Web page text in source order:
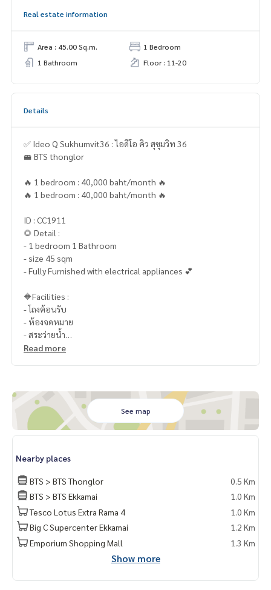
Real estate information
Area : 45.00 Sq.m.
1 Bedroom
1 Bathroom
Floor : 11-20
Details
✅ Ideo Q Sukhumvit36 : ไอดีโอ คิว สุขุมวิท 36
🚝 BTS thonglor
🔥 1 bedroom : 40,000 baht/month 🔥
🔥 1 bedroom : 40,000 baht/month 🔥
ID : CC1911
🌻 Detail :
- 1 bedroom 1 Bathroom
- size 45 sqm
- Fully Furnished with electrical appliances 💕
🔶Facilities :
- โถงต้อนรับ
- ห้องจดหมาย
- สระว่ายน้ำ
- ฟิตเนส
- Golf Simulator
- สวนพักผ่อน
- พื้นที่สีเขียวรอบโครงการ
- ที่จอดรถแบบ Auto Parking
- กล้องวงจรปิด
- รปภ. 24 ชม.
🥰 Contact
Line : @therealproperty
Wechat : TheRealP
WhatsApp :
+66 82 269 6289
Tel
092-628-9945 Baimint
Mo for EN/TH
Read more
See map
Nearby places
BTS > BTS Thonglor
0.5 Km
BTS > BTS Ekkamai
1.0 Km
Tesco Lotus Extra Rama 4
1.0 Km
Big C Supercenter Ekkamai
1.2 Km
Emporium Shopping Mall
1.3 Km
Show more